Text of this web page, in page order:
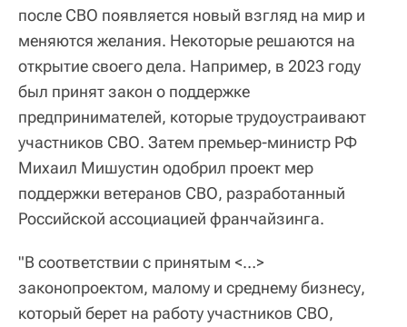
после СВО появляется новый взгляд на мир и
меняются желания. Некоторые решаются на
открытие своего дела. Например, в 2023 году
был принят закон о поддержке
предпринимателей, которые трудоустраивают
участников СВО. Затем премьер-министр РФ
Михаил Мишустин одобрил проект мер
поддержки ветеранов СВО, разработанный
Российской ассоциацией франчайзинга.
"В соответствии с принятым <…>
законопроектом, малому и среднему бизнесу,
который берет на работу участников СВО,